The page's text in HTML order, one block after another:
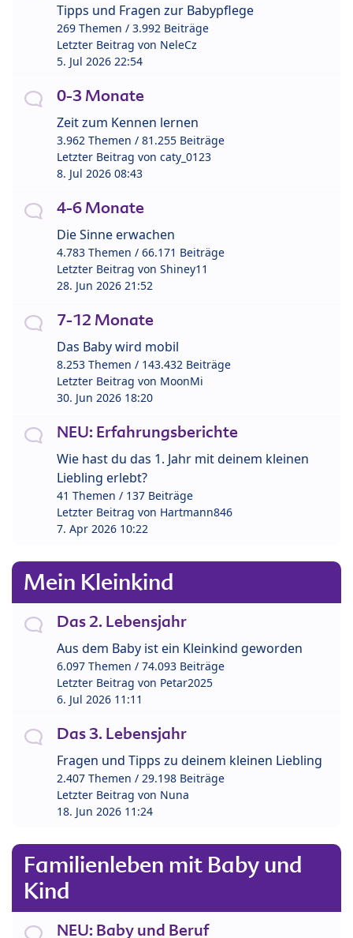
Tipps und Fragen zur Babypflege
269 Themen / 3.992 Beiträge
Letzter Beitrag von NeleCz
5. Jul 2026 22:54
0-3 Monate
Zeit zum Kennen lernen
3.962 Themen / 81.255 Beiträge
Letzter Beitrag von caty_0123
8. Jul 2026 08:43
4-6 Monate
Die Sinne erwachen
4.783 Themen / 66.171 Beiträge
Letzter Beitrag von Shiney11
28. Jun 2026 21:52
7-12 Monate
Das Baby wird mobil
8.253 Themen / 143.432 Beiträge
Letzter Beitrag von MoonMi
30. Jun 2026 18:20
NEU: Erfahrungsberichte
Wie hast du das 1. Jahr mit deinem kleinen
Liebling erlebt?
41 Themen / 137 Beiträge
Letzter Beitrag von Hartmann846
7. Apr 2026 10:22
Mein Kleinkind
Das 2. Lebensjahr
Aus dem Baby ist ein Kleinkind geworden
6.097 Themen / 74.093 Beiträge
Letzter Beitrag von Petar2025
6. Jul 2026 11:11
Das 3. Lebensjahr
Fragen und Tipps zu deinem kleinen Liebling
2.407 Themen / 29.198 Beiträge
Letzter Beitrag von Nuna
18. Jun 2026 11:24
Familienleben mit Baby und
Kind
NEU: Baby und Beruf